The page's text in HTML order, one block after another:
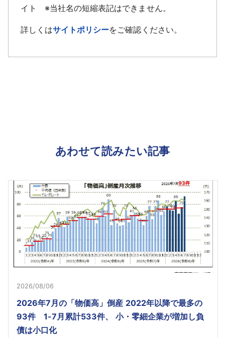
イト ※当社名の短縮表記はできません。
詳しくはサイトポリシーをご確認ください。
あわせて読みたい記事
2026/08/06
2026年7月の「物価高」倒産 2022年以降で最多の
93件 1-7月累計533件、 小・零細企業が増加し負
債は小口化